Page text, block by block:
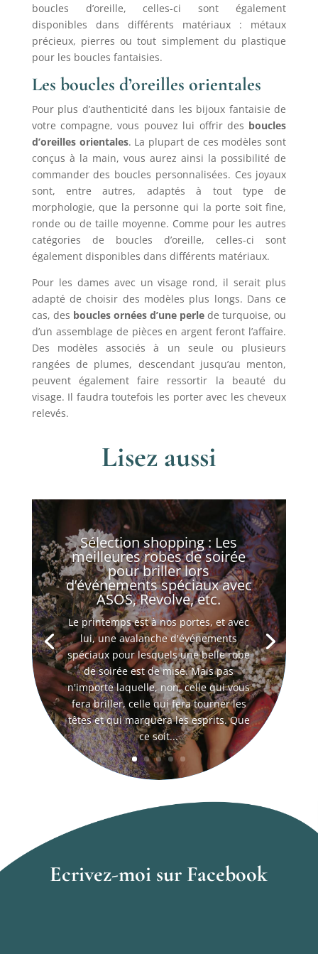
boucles d’oreille, celles-ci sont également
disponibles dans différents matériaux : métaux
précieux, pierres ou tout simplement du plastique
pour les boucles fantaisies.
Les boucles d’oreilles orientales
Pour plus d’authenticité dans les bijoux fantaisie de
votre compagne, vous pouvez lui offrir des boucles
d’oreilles orientales. La plupart de ces modèles sont
conçus à la main, vous aurez ainsi la possibilité de
commander des boucles personnalisées. Ces joyaux
sont, entre autres, adaptés à tout type de
morphologie, que la personne qui la porte soit fine,
ronde ou de taille moyenne. Comme pour les autres
catégories de boucles d’oreille, celles-ci sont
également disponibles dans différents matériaux.
Pour les dames avec un visage rond, il serait plus
adapté de choisir des modèles plus longs. Dans ce
cas, des boucles ornées d’une perle de turquoise, ou
d’un assemblage de pièces en argent feront l’affaire.
Des modèles associés à un seule ou plusieurs
rangées de plumes, descendant jusqu’au menton,
peuvent également faire ressortir la beauté du
visage. Il faudra toutefois les porter avec les cheveux
relevés.
Lisez aussi
Sélection shopping : Les
meilleures robes de soirée
pour briller lors
d’événements spéciaux avec
ASOS, Revolve, etc.
Le printemps est à nos portes, et avec
lui, une avalanche d'événements
spéciaux pour lesquels une belle robe
de soirée est de mise. Mais pas
n'importe laquelle, non, celle qui vous
fera briller, celle qui fera tourner les
têtes et qui marquera les esprits. Que
ce soit...
Ecrivez-moi sur Facebook